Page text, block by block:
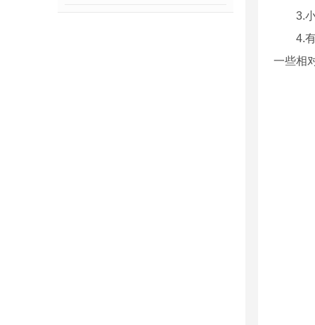
3.小
4.有关
一些相